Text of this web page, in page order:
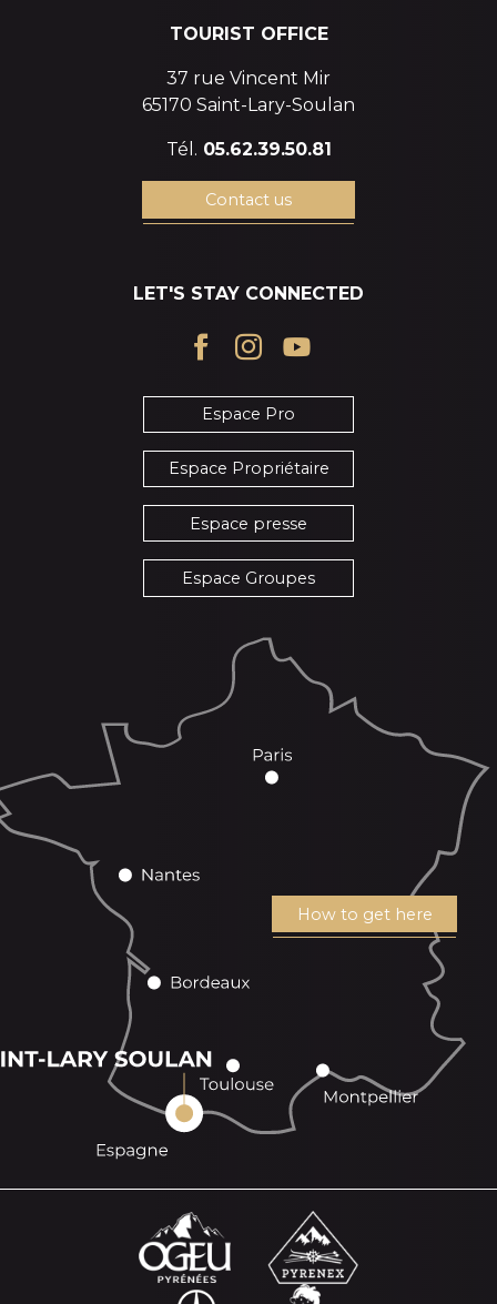
TOURIST OFFICE
37 rue Vincent Mir
65170 Saint-Lary-Soulan
Tél. 05.62.39.50.81
Contact us
LET'S STAY CONNECTED
Espace Pro
Espace Propriétaire
Espace presse
Espace Groupes
How to get here